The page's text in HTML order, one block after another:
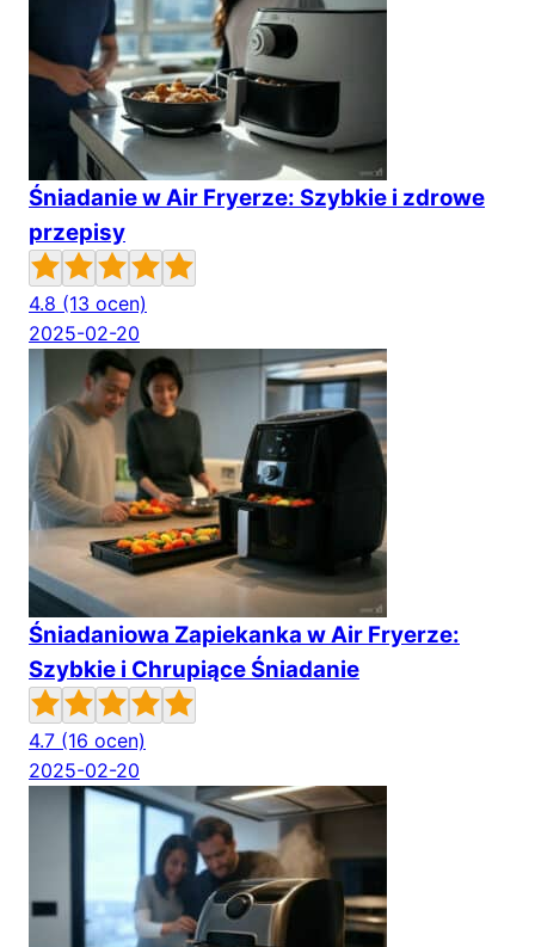
Śniadanie w Air Fryerze: Szybkie i zdrowe
przepisy
4.8 (13 ocen)
2025-02-20
Śniadaniowa Zapiekanka w Air Fryerze:
Szybkie i Chrupiące Śniadanie
4.7 (16 ocen)
2025-02-20